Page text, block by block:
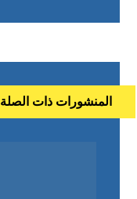
المنشورات ذات الصلة